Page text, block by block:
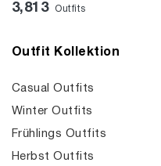
3,813 Outfits
Outfit Kollektion
Casual Outfits
Winter Outfits
Frühlings Outfits
Herbst Outfits